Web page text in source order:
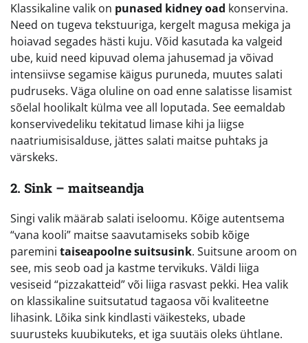
Klassikaline valik on punased kidney oad konservina.
Need on tugeva tekstuuriga, kergelt magusa mekiga ja
hoiavad segades hästi kuju. Võid kasutada ka valgeid
ube, kuid need kipuvad olema jahusemad ja võivad
intensiivse segamise käigus puruneda, muutes salati
pudruseks. Väga oluline on oad enne salatisse lisamist
sõelal hoolikalt külma vee all loputada. See eemaldab
konservivedeliku tekitatud limase kihi ja liigse
naatriumisisalduse, jättes salati maitse puhtaks ja
värskeks.
2. Sink – maitseandja
Singi valik määrab salati iseloomu. Kõige autentsema
“vana kooli” maitse saavutamiseks sobib kõige
paremini taiseapoolne suitsusink. Suitsune aroom on
see, mis seob oad ja kastme tervikuks. Väldi liiga
vesiseid “pizzakatteid” või liiga rasvast pekki. Hea valik
on klassikaline suitsutatud tagaosa või kvaliteetne
lihasink. Lõika sink kindlasti väikesteks, ubade
suurusteks kuubikuteks, et iga suutäis oleks ühtlane.